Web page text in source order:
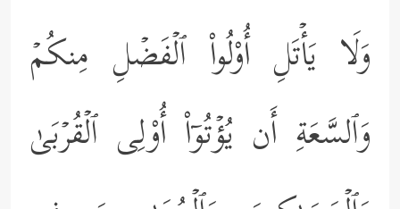
وَلَا یَأۡتَلِ أُوْلُواْ ٱلۡفَضۡلِ مِنكُمۡ
وَٱلسَّعَةِ أَن یُؤۡتُوۤاْ أُوْلِی ٱلۡقُرۡبَىٰ